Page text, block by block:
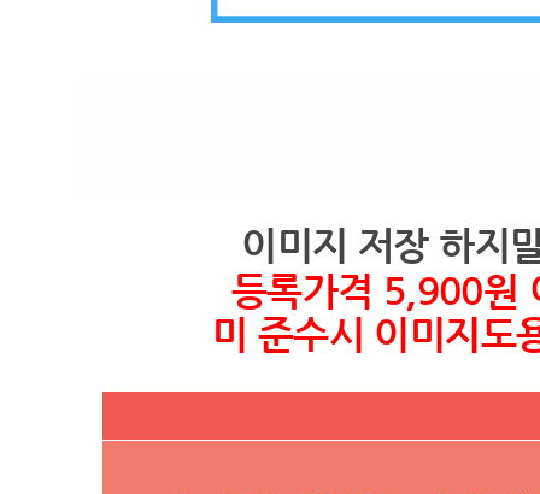
이미지 저장 하지
등록가격 5,900원
미 준수시 이미지도